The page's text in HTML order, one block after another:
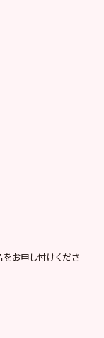
お申し付けくださ